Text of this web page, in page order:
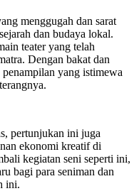
menggugah dan sarat
dan budaya lokal.
teater yang telah
Dengan bakat dan
yang istimewa
pertunjukan ini juga
ekonomi kreatif di
kegiatan seni seperti ini,
bagi para seniman dan
ini.